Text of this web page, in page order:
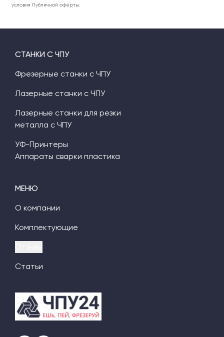
условия Публичной оферты.
МЕНЮ
О компании
Комплектующие
Статьи
СТАНКИ С ЧПУ
Фрезерные станки с ЧПУ
Лазерные станки с ЧПУ
Лазерные станки для резки
металла с ЧПУ
УФ-Принтеры
Аппараты сварки пластика